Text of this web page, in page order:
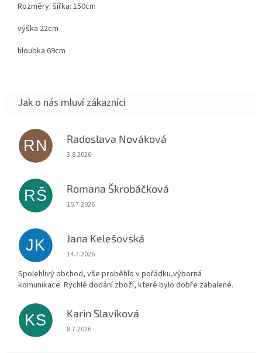
Rozměry: šířka: 150cm
výška 22cm
hloubka 69cm
RN Radoslava Nováková
Hodnocení obchodu je 5 z 5 hvězdiček.
3.8.2026
RŠ Romana Škrobáčková
Hodnocení obchodu je 5 z 5 hvězdiček.
15.7.2026
JK Jana Kelešovská
Hodnocení obchodu je 5 z 5 hvězdiček.
14.7.2026
Spolehlivý obchod, vše proběhlo v pořádku,výborná
komunikace. Rychlé dodání zboží, které bylo dobře zabalené.
KS Karin Slavíková
Hodnocení obchodu je 5 z 5 hvězdiček.
8.7.2026